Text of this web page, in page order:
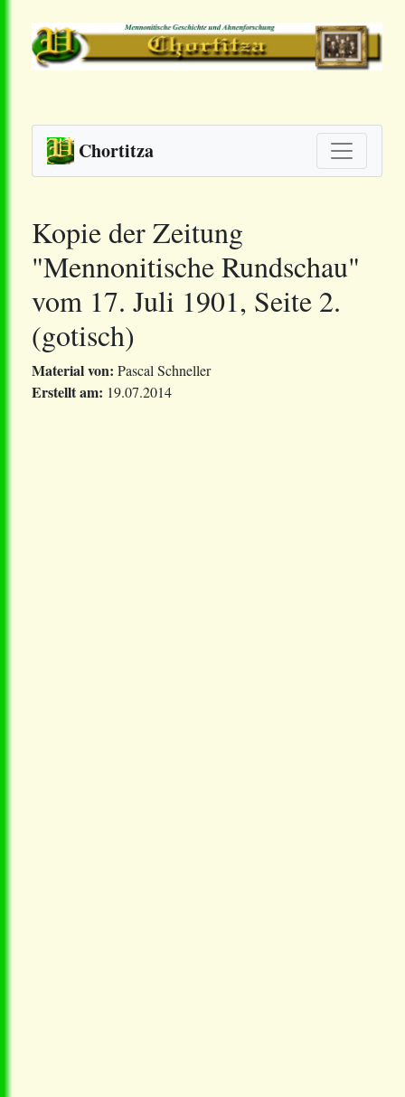
Chortitza
Kopie der Zeitung
"Mennonitische Rundschau"
vom 17. Juli 1901, Seite 2.
(gotisch)
Material von: Pascal Schneller
Erstellt am: 19.07.2014